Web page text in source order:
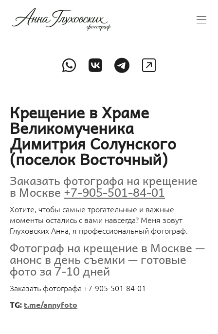
Крещение в Храме
Великомученика
Димитрия Солунского
(поселок Восточный)
Заказать фотографа на крещение
в Москве +7-905-501-84-01
Хотите, чтобы самые трогательные и важные
моменты остались с вами навсегда? Меня зовут
Глуховских Анна, я профессиональный фотограф.
Фотограф на крещение в Москве —
анонс в день съемки — готовые
фото за 7-10 дней
Заказать фотографа +7-905-501-84-01
TG: t.me/annyfoto